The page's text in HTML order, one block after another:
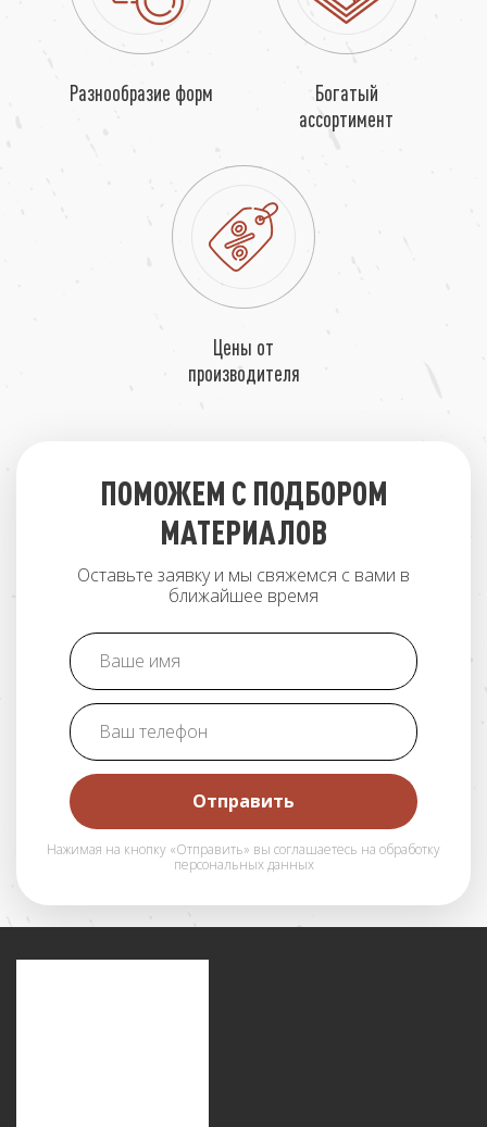
Разнообразие форм
Богатый
ассортимент
Цены от
производителя
ПОМОЖЕМ С ПОДБОРОМ
МАТЕРИАЛОВ
Оставьте заявку и мы свяжемся с вами в
ближайшее время
Отправить
Нажимая на кнопку «Отправить» вы соглашаетесь на обработку
персональных данных